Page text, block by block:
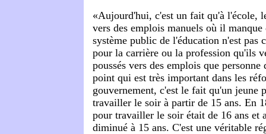
«Aujourd'hui, c'est un fait qu'à l'école,
vers des emplois manuels où il
système public de l'éducation n'est pas
pour la carrière ou la profession qu'ils
poussés vers des emplois que
point qui est très important dans les
gouvernement, c'est le fait qu'un jeune
travailler le soir à partir de 15 ans. En
pour travailler le soir était de 16 ans et
diminué à 15 ans. C'est une véritable